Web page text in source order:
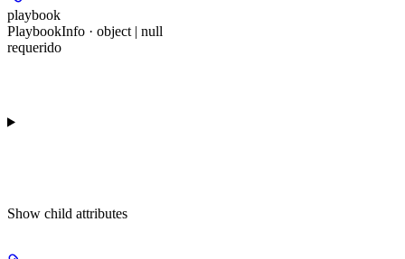
playbook
PlaybookInfo · object | null
requerido
Show child attributes